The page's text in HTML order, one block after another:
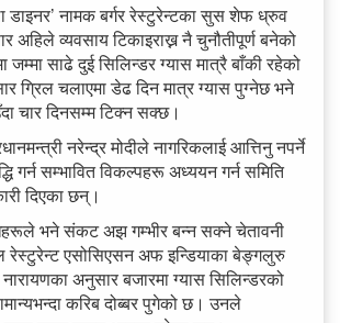
डाइनर’ नामक बर्गर रेस्टुरेन्टका सुस शेफ ध्रुव
अहिले व्यवसाय टिकाइराख्न नै चुनौतीपूर्ण बनेको
साढे दुई सिलिन्डर ग्यास मात्रै बाँकी रहेको
ग्रिल चलाएमा डेढ दिन मात्र ग्यास पुग्नेछ भने
चार दिनसम्म टिक्न सक्छ।
नरेन्द्र मोदीले नागरिकलाई आत्तिनु नपर्ने
गर्न सम्भावित विकल्पहरू अध्ययन गर्न समिति
दिएका छन्।
भने संकट अझ गम्भीर बन्न सक्ने चेतावनी
एसोसिएसन अफ इन्डियाका बेङ्गलुरु
अनुसार बजारमा ग्यास सिलिन्डरको
करिब दोब्बर पुगेको छ। उनले